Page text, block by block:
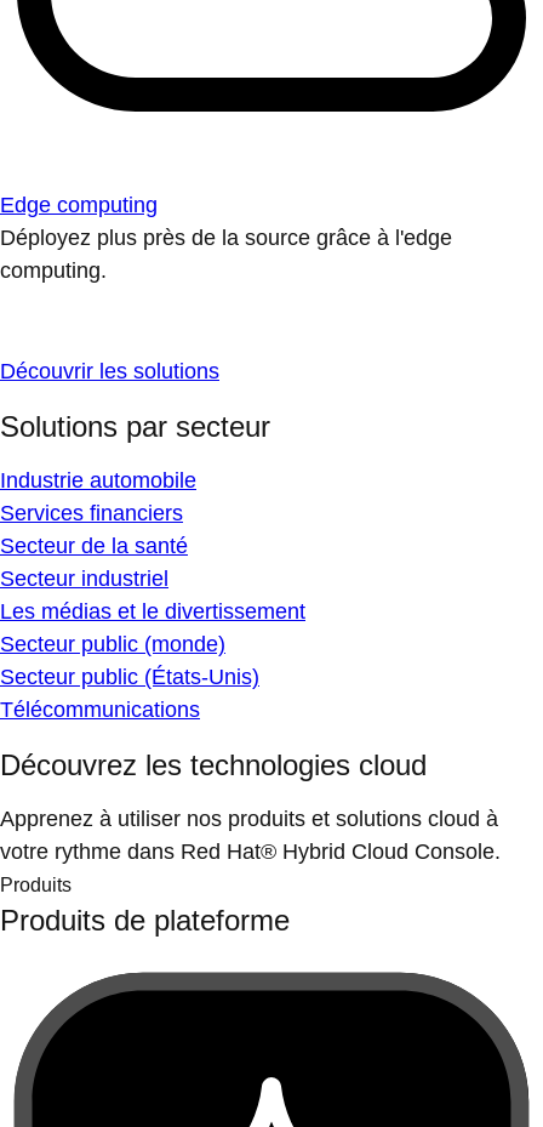
Edge computing
Déployez plus près de la source grâce à l'edge
computing.
Découvrir les solutions
Solutions par secteur
Industrie automobile
Services financiers
Secteur de la santé
Secteur industriel
Les médias et le divertissement
Secteur public (monde)
Secteur public (États-Unis)
Télécommunications
Découvrez les technologies cloud
Apprenez à utiliser nos produits et solutions cloud à
votre rythme dans Red Hat® Hybrid Cloud Console.
Produits
Produits de plateforme